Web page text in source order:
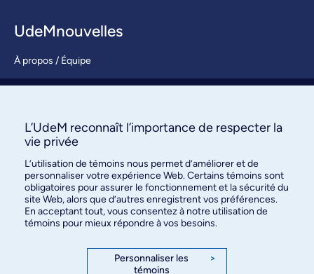
UdeMnouvelles
À propos / Équipe
S’abonner
des relations publiques
L’UdeM reconnaît l’importance de respecter la
vie privée
L’utilisation de témoins nous permet d’améliorer et de
personnaliser votre expérience Web. Certains témoins sont
obligatoires pour assurer le fonctionnement et la sécurité du
site Web, alors que d’autres enregistrent vos préférences.
En acceptant tout, vous consentez à notre utilisation de
témoins pour mieux répondre à vos besoins.
Personnaliser les
témoins
>